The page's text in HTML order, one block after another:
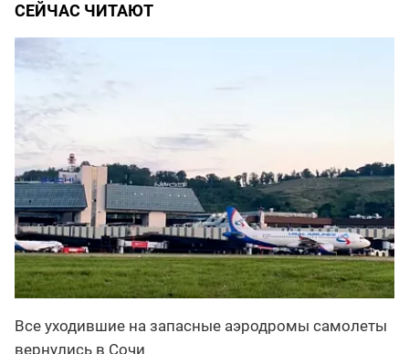
СЕЙЧАС ЧИТАЮТ
Все уходившие на запасные аэродромы самолеты
вернулись в Сочи